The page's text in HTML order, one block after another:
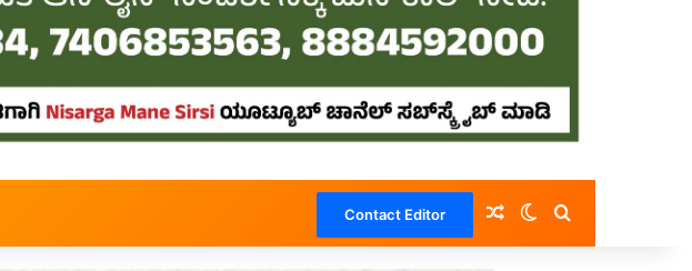
Contact Editor Random Article
Switch skin
Search for